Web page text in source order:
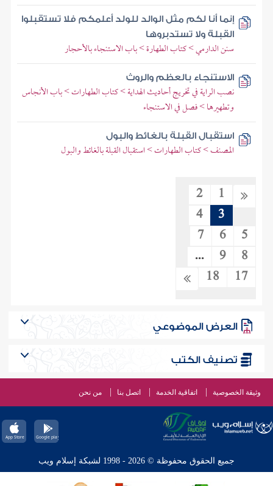
إنما أنا لكم مثل الوالد للولد أعلمكم فلا تستقبلوا
القبلة ولا تستدبروها
سنن الدارمي > كتاب الطهارة > باب الاستنجاء بالأحجار
الاستنجاء بالعظم والروث
نصب الراية في تخريج أحاديث الهداية > كتاب الطهارات > باب الأنجاس
وتطهيرها > فصل في الاستنجاء
استقبال القبلة بالغائط والبول
المصنف > كتاب الطهارات > استقبال القبلة بالغائط والبول
1
2
3
4
5
6
7
8
9
...
17
18
العرض الموضوعي
تصنيف الكتب
وثيقة الخصوصية اتفاقية الخدمة اتصل بنا من نحن
جميع الحقوق محفوظة © 2026 - 1998 لشبكة إسلام ويب